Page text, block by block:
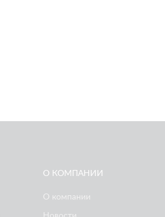
О КОМПАНИИ
О компании